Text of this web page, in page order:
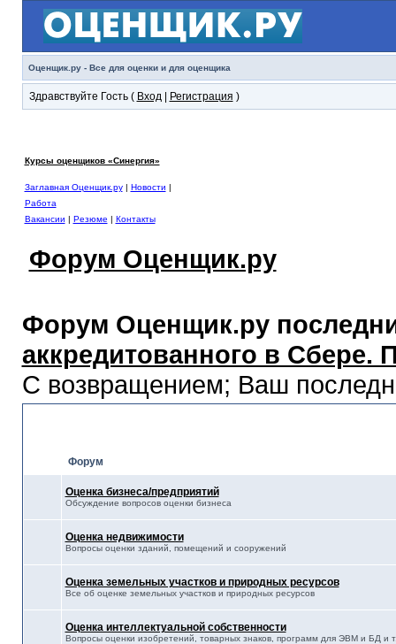
Оценщик.ру - Все для оценки и для оценщика
Здравствуйте Гость ( Вход| Регистрация )
Курсы оценщиков «Синергия»
Заглавная Оценщик.ру| Новости |
Работа
Вакансии | Резюме | Контакты
Форум Оценщик.ру
Форум Оценщик.ру
аккредитованного в Сбере.
С возвращением; Ваш
Форум
Оценка бизнеса/предприятий
Обсуждение вопросов оценки бизнеса
Оценка недвижимости
Вопросы оценки зданий, помещений и сооружений
Оценка земельных участков и природных ресурсов
Все об оценке земельных участков и природных ресурсов
Оценка интеллектуальной собственности
Вопросы оценки изобретений, товарных знаков, программ для ЭВМ и БД и